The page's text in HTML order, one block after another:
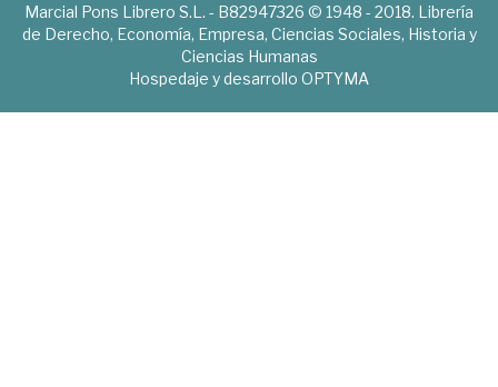
Marcial Pons Librero S.L. - B82947326 © 1948 - 2018. Librería
de Derecho, Economía, Empresa, Ciencias Sociales, Historia y
Ciencias Humanas
Hospedaje y desarrollo OPTYMA